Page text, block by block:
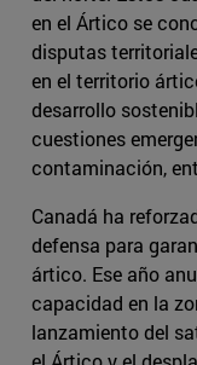
en el Ártico se
disputas
en el territorio
desarrollo
cuestiones
contaminación,
Canadá ha
defensa para
ártico. Ese año
capacidad en la
lanzamiento del